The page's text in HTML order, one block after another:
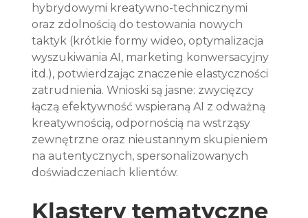
hybrydowymi kreatywno-technicznymi
oraz zdolnością do testowania nowych
taktyk (krótkie formy wideo, optymalizacja
wyszukiwania AI, marketing konwersacyjny
itd.), potwierdzając znaczenie elastyczności
zatrudnienia. Wnioski są jasne: zwycięzcy
łączą efektywność wspieraną AI z odważną
kreatywnością, odpornością na wstrząsy
zewnętrzne oraz nieustannym skupieniem
na autentycznych, spersonalizowanych
doświadczeniach klientów.
Klastery tematyczne